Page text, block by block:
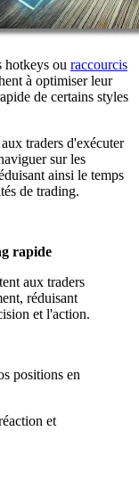
hotkeys ou raccourcis
à optimiser leur
de certains styles
traders d'exécuter
sur les
ainsi le temps
de trading.
rapide
aux traders
réduisant
et l'action.
positions en
et